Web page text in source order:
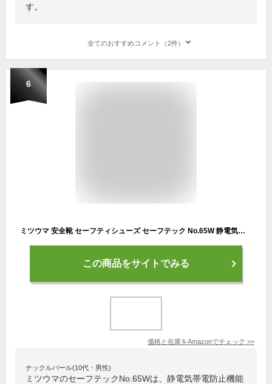
す。
全てのおすすめコメント（2件）
6
ミツウマ 安全靴 セーフティシューズ セーフテック No.65W 静電気帯電防止 耐油 軽量ミドルカット 工場 工事現場 ガソリンスタンド 警備員 ブラック 3X-ワイド 27.0 cm
この商品をサイトでみる
価格と在庫をAmazonでチェック >>
ナックルバール(10代・男性)
ミツウマのセーフテックNo.65Wは、静電気帯電防止機能